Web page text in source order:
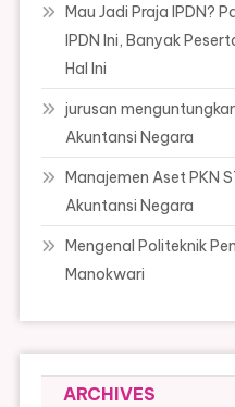
Mau Jadi Praja IPDN?
IPDN Ini, Banyak
Hal Ini
jurusan
Akuntansi Negara
Manajemen Aset PKN
Akuntansi Negara
Mengenal Politeknik
Manokwari
ARCHIVES